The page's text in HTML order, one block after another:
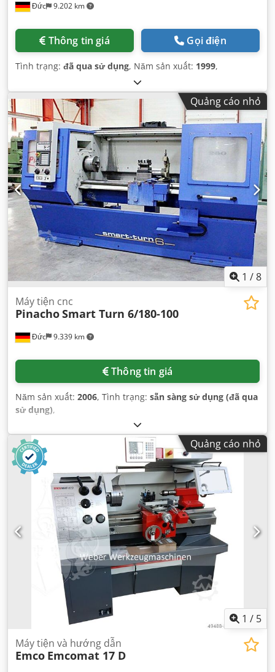
Đức 9.202 km
Thông tin giá Gọi điện
Tình trạng: đã qua sử dụng, Năm sản xuất: 1999,
Quảng cáo nhỏ
1 /8
Đức 9.339 km
Máy tiện cnc
PinachoSmart Turn 6/180-100
Thông tin giá
Năm sản xuất: 2006, Tình trạng: sẵn sàng sử dụng (đã qua
sử dụng),
Quảng cáo nhỏ
1 / 5
Máy tiện và hướng dẫn
Emco Emcomat 17 D